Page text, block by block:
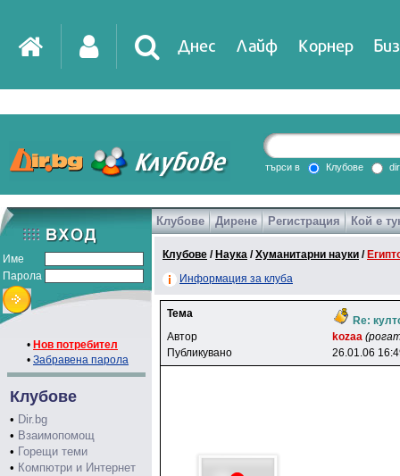
Днес Лайф Корнер
DirTV Impressio
Games
търси в Клубове
Име
Парола
• Нов потребител
• Забравена парола
Клубове
• Dir.bg
• Взаимопомощ
• Горещи теми
• Компютри и Интернет
Клубове Дирене Регистрация Кой е
Клубове / Наука /Хуманитарни науки /
Информация за клуба
Тема
Re:
Автор
kozaa
Публикувано
26.01.06